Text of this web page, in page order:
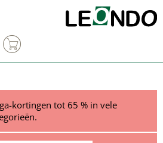
kortingen tot 65 % in vele